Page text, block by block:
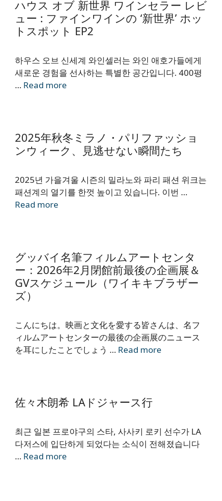
ハウス オブ 新世界 ワインセラー レビ
ュー : ファインワインの ‘新世界’ ホッ
トスポット EP2
하우스 오브 신세계 와인셀러는 와인 애호가들에게
새로운 경험을 선사하는 특별한 공간입니다. 400평
… Read more
2025年秋冬ミラノ・パリファッショ
ンウィーク、見逃せない瞬間たち
2025년 가을겨울 시즌의 밀라노와 파리 패션 위크는
패션계의 열기를 한껏 높이고 있습니다. 이번 …
Read more
グッバイ名筆フィルムアートセンタ
ー：2026年2月閉館前最後の企画展＆
GVスケジュール（ワイキキブラザー
ズ）
こんにちは。映画と文化を愛する皆さんは、名フ
ィルムアートセンターの最後の企画展のニュース
を耳にしたことでしょう … Read more
佐々木朗希 LAドジャース行
최근 일본 프로야구의 스타, 사사키 로키 선수가 LA
다저스에 입단하게 되었다는 소식이 전해졌습니다
… Read more